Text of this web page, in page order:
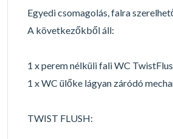
Egyedi csomagolás, falra
A következőkből áll:
1 x perem nélküli fali WC
1 x WC ülőke lágyan záródó
TWIST FLUSH: